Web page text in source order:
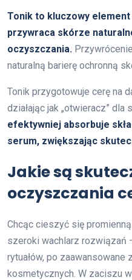
Tonik to kluczowy
przywraca skórze
oczyszczania.
naturalną barierę ochronną
Tonik przygotowuje cerę na
działając jak „otwieracz” dla
efektywniej absorbuje
serum, zwiększając
Jakie są
oczyszczania
Chcąc cieszyć się
szeroki wachlarz rozwiązań
rytuałów, po zaawansowane
kosmetycznych. W zaciszu